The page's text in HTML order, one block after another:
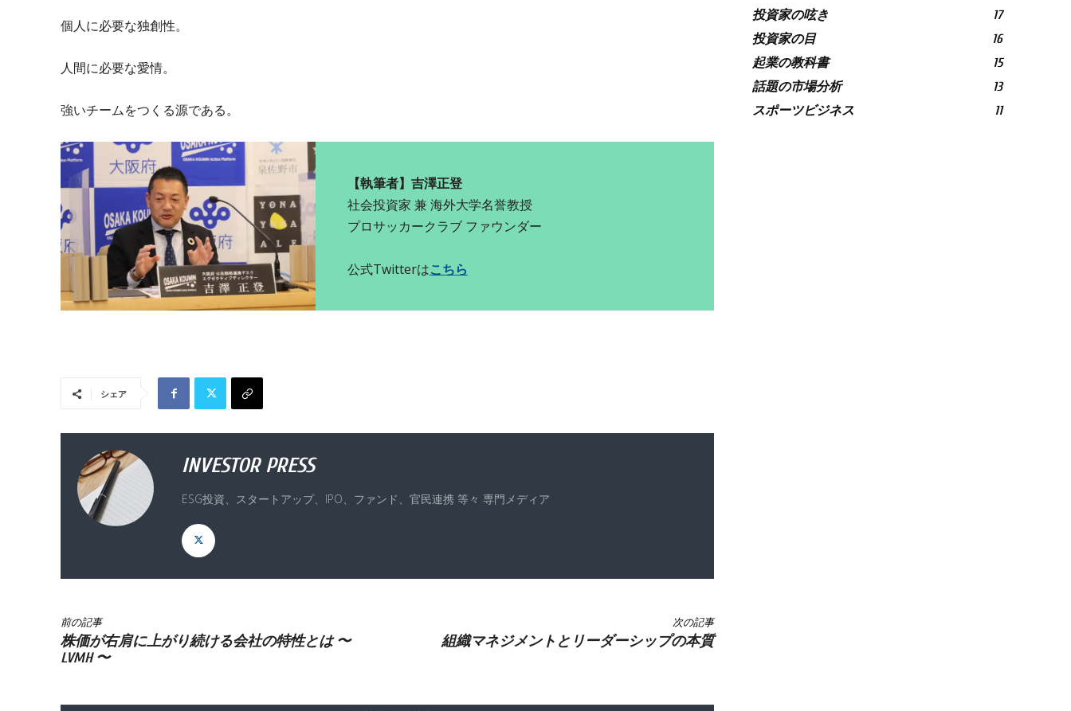
個人に必要な独創性。
人間に必要な愛情。
強いチームをつくる源である。
【執筆者】吉澤正登
社会投資家 兼 海外大学名誉教授
プロサッカークラブ ファウンダー
公式Twitterはこちら
シェア
INVESTOR PRESS
ESG投資、スタートアップ、IPO、ファンド、官民連携 等々 専門メディア
前の記事
株価が右肩に上がり続ける会社の特性とは 〜
LVMH 〜
次の記事
組織マネジメントとリーダーシップの本質
投資家の呟き
17
投資家の目
16
起業の教科書
15
話題の市場分析
13
スポーツビジネス
11